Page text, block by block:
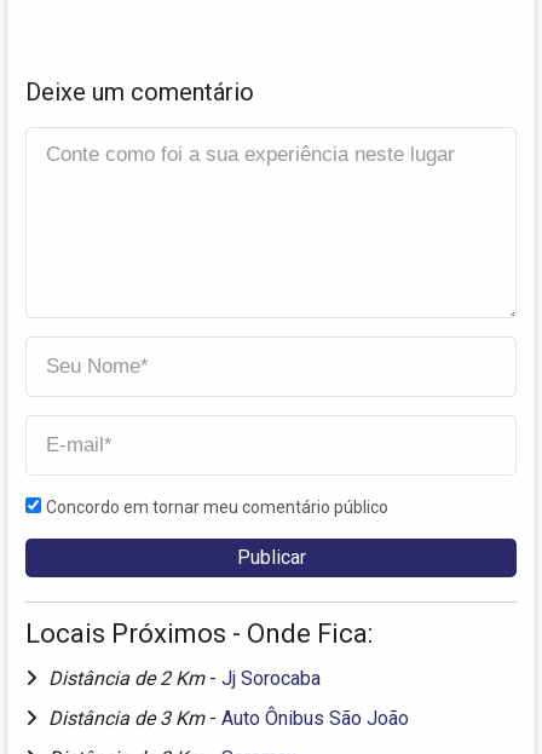
Deixe um comentário
Concordo em tornar meu comentário público
Locais Próximos - Onde Fica:
Distância de 2 Km - Jj Sorocaba
Distância de 3 Km - Auto Ônibus São João